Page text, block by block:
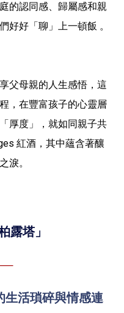
的認同感、歸屬感和親
好好「聊」上一頓飯 。
父母親的人生感悟，這
，在豐富孩子的心靈層
厚度」，就如同親子共
紅酒，其中蘊含著釀
淚。
露塔」
生活瑣碎與情感連